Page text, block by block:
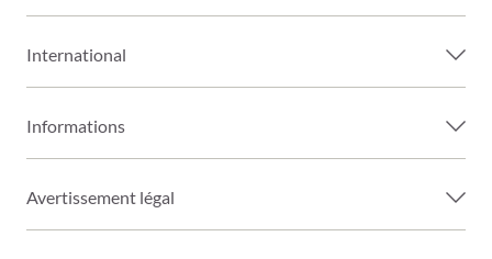
International
Informations
Avertissement légal